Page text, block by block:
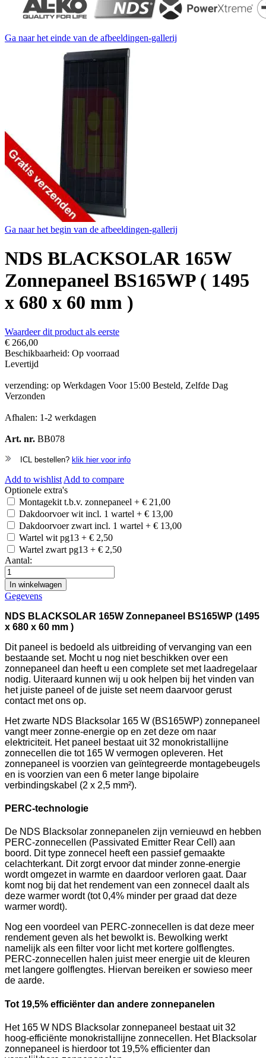
Ga naar het einde van de afbeeldingen-gallerij
Ga naar het begin van de afbeeldingen-gallerij
NDS BLACKSOLAR 165W
Zonnepaneel BS165WP ( 1495
x 680 x 60 mm )
Waardeer dit product als eerste
€ 266,00
Beschikbaarheid: Op voorraad
Levertijd
verzending: op Werkdagen Voor 15:00 Besteld, Zelfde Dag
Verzonden
Afhalen: 1-2 werkdagen
Art. nr. BB078
ICL bestellen? klik hier voor info
Add to wishlist Add to compare
Optionele extra's
Montagekit t.b.v. zonnepaneel + € 21,00
Dakdoorvoer wit incl. 1 wartel + € 13,00
Dakdoorvoer zwart incl. 1 wartel + € 13,00
Wartel wit pg13 + € 2,50
Wartel zwart pg13 + € 2,50
Aantal:
In winkelwagen
Gegevens
NDS BLACKSOLAR 165W Zonnepaneel BS165WP (1495
x 680 x 60 mm )
Dit paneel is bedoeld als uitbreiding of vervanging van een
bestaande set. Mocht u nog niet beschikken over een
zonnepaneel dan heeft u een complete set met laadregelaar
nodig. Uiteraard kunnen wij u ook helpen bij het vinden van
het juiste paneel of de juiste set neem daarvoor gerust
contact met ons op.
Het zwarte NDS Blacksolar 165 W (BS165WP) zonnepaneel
vangt meer zonne-energie op en zet deze om naar
elektriciteit. Het paneel bestaat uit 32 monokristallijne
zonnecellen die tot 165 W vermogen opleveren. Het
zonnepaneel is voorzien van geïntegreerde montagebeugels
en is voorzien van een 6 meter lange bipolaire
verbindingskabel (2 x 2,5 mm²).
PERC-technologie
De NDS Blacksolar zonnepanelen zijn vernieuwd en hebben
PERC-zonnecellen (Passivated Emitter Rear Cell) aan
boord. Dit type zonnecel heeft een passief gemaakte
celachterkant. Dit zorgt ervoor dat minder zonne-energie
wordt omgezet in warmte en daardoor verloren gaat. Daar
komt nog bij dat het rendement van een zonnecel daalt als
deze warmer wordt (tot 0,4% minder per graad dat deze
warmer wordt).
Nog een voordeel van PERC-zonnecellen is dat deze meer
rendement geven als het bewolkt is. Bewolking werkt
namelijk als een filter voor licht met kortere golflengtes.
PERC-zonnecellen halen juist meer energie uit de kleuren
met langere golflengtes. Hiervan bereiken er sowieso meer
de aarde.
Tot 19,5% efficiënter dan andere zonnepanelen
Het 165 W NDS Blacksolar zonnepaneel bestaat uit 32
hoog-efficiënte monokristallijne zonnecellen. Het Blacksolar
zonnepaneel is hierdoor tot 19,5% efficienter dan